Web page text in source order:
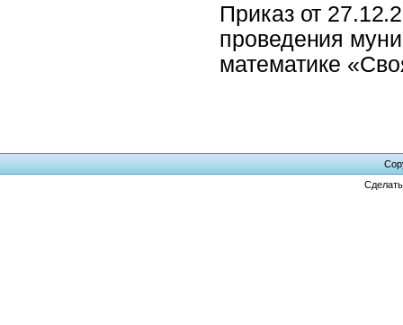
Приказ от
проведения
математике